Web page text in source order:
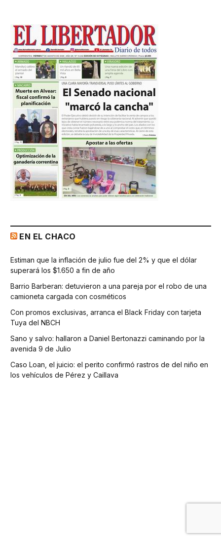
EN EL CHACO
Estiman que la inflación de julio fue del 2% y que el dólar
superará los $1.650 a fin de año
Barrio Barberan: detuvieron a una pareja por el robo de una
camioneta cargada con cosméticos
Con promos exclusivas, arranca el Black Friday con tarjeta
Tuya del NBCH
Sano y salvo: hallaron a Daniel Bertonazzi caminando por la
avenida 9 de Julio
Caso Loan, el juicio: el perito confirmó rastros de del niño en
los vehículos de Pérez y Caillava